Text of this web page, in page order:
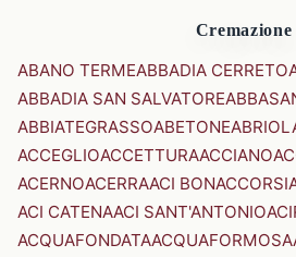
Cremazione
ABANO TERMEABBADIA CERRETO
ABBADIA SAN SALVATORE
ABBIATEGRASSOABETONE
ACCEGLIOACCETTURAACCIANO
ACERNOACERRAACI BONACCORSI
ACI CATENAACI SANT'ANTONIO
ACQUAFONDATAACQUAFORMOSA